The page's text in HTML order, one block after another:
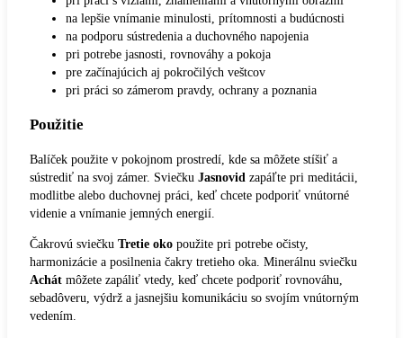
na lepšie vnímanie minulosti, prítomnosti a budúcnosti
na podporu sústredenia a duchovného napojenia
pri potrebe jasnosti, rovnováhy a pokoja
pre začínajúcich aj pokročilých veštcov
pri práci so zámerom pravdy, ochrany a poznania
Použitie
Balíček použite v pokojnom prostredí, kde sa môžete stíšiť a
sústrediť na svoj zámer. Sviečku Jasnovid zapáľte pri meditácii,
modlitbe alebo duchovnej práci, keď chcete podporiť vnútorné
videnie a vnímanie jemných energií.
Čakrovú sviečku Tretie oko použite pri potrebe očisty,
harmonizácie a posilnenia čakry tretieho oka. Minerálnu sviečku
Achát môžete zapáliť vtedy, keď chcete podporiť rovnováhu,
sebadôveru, výdrž a jasnejšiu komunikáciu so svojím vnútorným
vedením.